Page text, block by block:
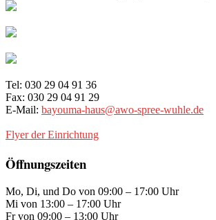
Tel: 030 29 04 91 36
Fax: 030 29 04 91 29
E-Mail: bayouma-haus@awo-spree-wuhle.de
Flyer der Einrichtung
Öffnungszeiten
Mo, Di, und Do von 09:00 – 17:00 Uhr
Mi von 13:00 – 17:00 Uhr
Fr von 09:00 – 13:00 Uhr